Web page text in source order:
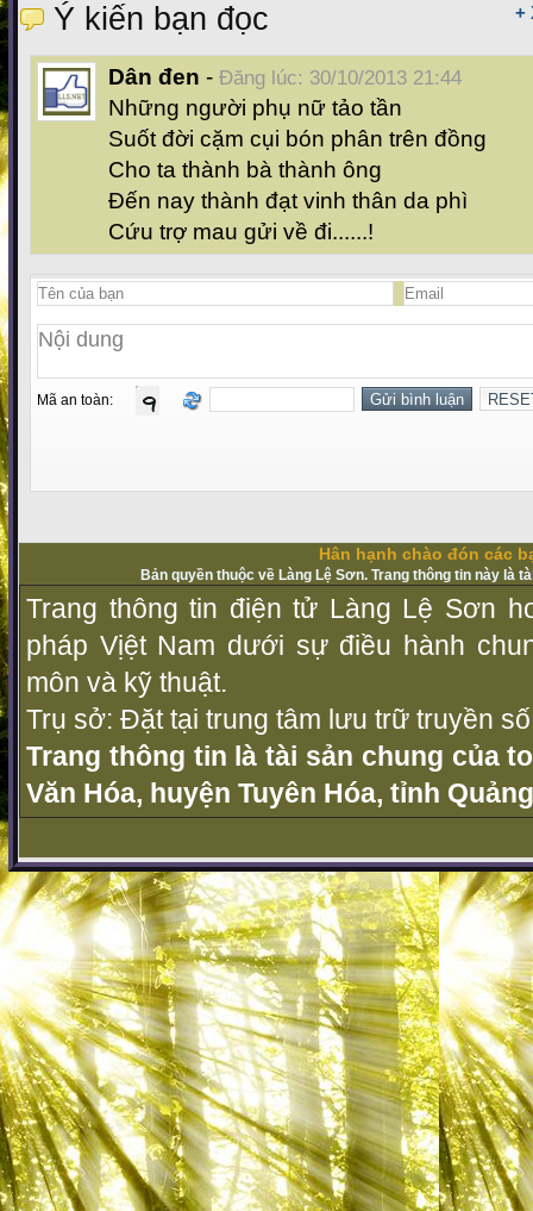
+
Ý kiến bạn đọc
Dân đen - Đăng lúc: 30/10/2013 21:44
Những người phụ nữ tảo tần
Suốt đời cặm cụi bón phân trên đồng
Cho ta thành bà thành ông
Đến nay thành đạt vinh thân da phì
Cứu trợ mau gửi về đi......!
Mã an toàn:
Hân hạnh chào đón các
Bản quyền thuộc về Làng Lệ Sơn. Trang thông tin này là
Trang thông tin điện tử Làng Lệ Sơn
pháp Vịệt Nam dưới sự điều hành
môn và kỹ thuật.
Trụ sở: Đặt tại trung tâm lưu trữ truyền
Trang thông tin là tài sản chung của
Văn Hóa, huyện Tuyên Hóa, tỉnh